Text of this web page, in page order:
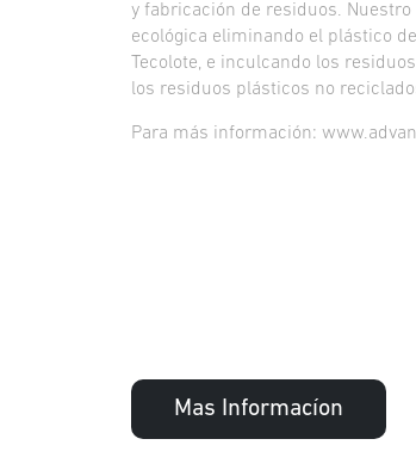
y fabricación de residuos.
ecológica eliminando el plástico
Tecolote, e inculcando los
los residuos plásticos no
Para más información:
Mas Informacíon